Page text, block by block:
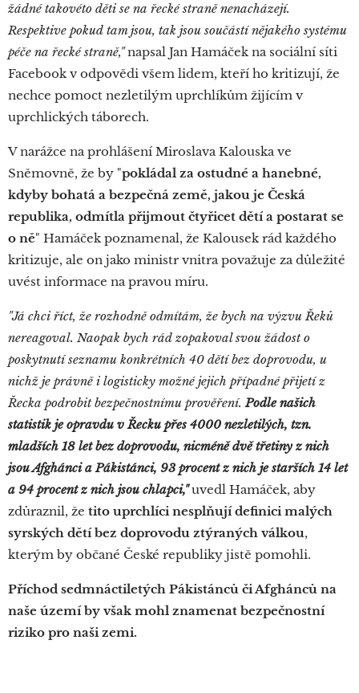
žádné takovéto děti se na řecké straně nenacházejí.
Respektive pokud tam jsou, tak jsou součástí nějakého systému
péče na řecké straně,"napsal Jan Hamáček na sociální síti
Facebook v odpovědi všem lidem, kteří ho kritizují, že
nechce pomoct nezletilým uprchlíkům žijícím v
uprchlických táborech.
V narážce na prohlášení Miroslava Kalouska ve
Sněmovně, že by "pokládal za ostudné a hanebné,
kdyby bohatá a bezpečná země, jakou je Česká
republika, odmítla přijmout čtyřicet dětí a postarat se
o ně" Hamáček poznamenal, že Kalousek rád každého
kritizuje, ale on jako ministr vnitra považuje za důležité
uvést informace na pravou míru.
"Já chci říct, že rozhodně odmítám, že bych na výzvu Řeků
nereagoval. Naopak bych rád zopakoval svou žádost o
poskytnutí seznamu konkrétních 40 dětí bez doprovodu, u
nichž je právně i logisticky možné jejich případné přijetí z
Řecka podrobit bezpečnostnímu prověření.Podle našich
statistik je opravdu v Řecku přes 4000 nezletilých, tzn.
mladších 18 let bez doprovodu, nicméně dvě třetiny z nich
jsou Afghánci a Pákistánci, 93 procent z nich je starších 14 let
a 94 procent z nich jsou chlapci," uvedl Hamáček, aby
zdůraznil, že tito uprchlíci nesplňují definici malých
syrských dětí bez doprovodu ztýraných válkou,
kterým by občané České republiky jistě pomohli.
Příchod sedmnáctiletých Pákistánců či Afghánců na
naše území by však mohl znamenat bezpečnostní
riziko pro naši zemi.